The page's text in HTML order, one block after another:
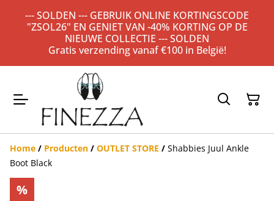
--- SOLDEN --- GEBRUIK ONLINE KORTINGSCODE
"ZSOL26" EN GENIET VAN -40% KORTING OP DE
NIEUWE COLLECTIE --- SOLDEN
Gratis verzending vanaf €100 in België!
Home / Producten / OUTLET STORE / Shabbies Juul Ankle
Boot Black
%